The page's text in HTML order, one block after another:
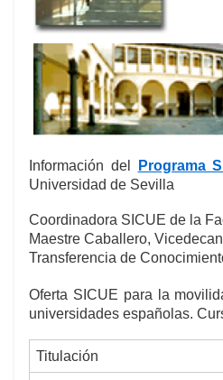
Información del Programa
Universidad de Sevilla
Coordinadora SICUE de la
Maestre Caballero,
Transferencia de
Oferta SICUE para la
universidades españolas.
Titulación